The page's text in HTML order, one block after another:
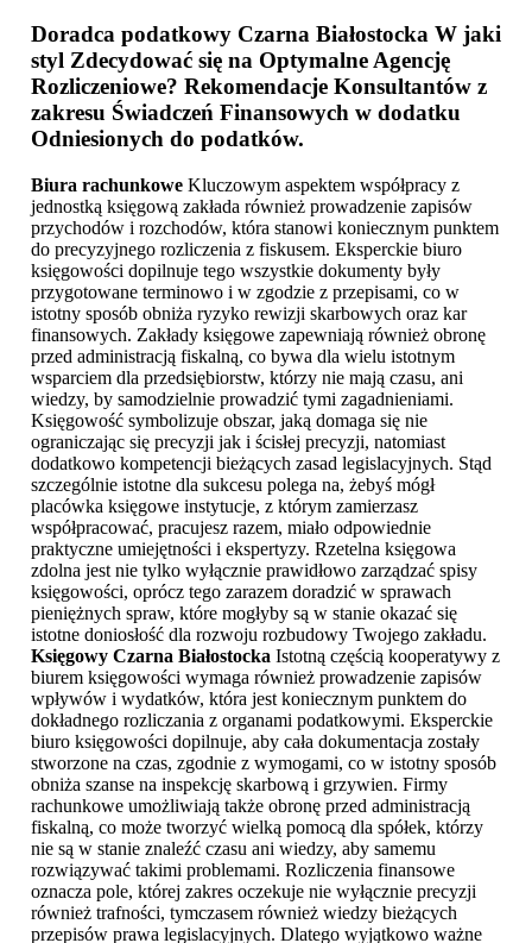
Doradca podatkowy Czarna Białostocka W jaki
styl Zdecydować się na Optymalne Agencję
Rozliczeniowe? Rekomendacje Konsultantów z
zakresu Świadczeń Finansowych w dodatku
Odniesionych do podatków.
Biura rachunkowe Kluczowym aspektem współpracy z
jednostką księgową zakłada również prowadzenie zapisów
przychodów i rozchodów, która stanowi koniecznym punktem
do precyzyjnego rozliczenia z fiskusem. Eksperckie biuro
księgowości dopilnuje tego wszystkie dokumenty były
przygotowane terminowo i w zgodzie z przepisami, co w
istotny sposób obniża ryzyko rewizji skarbowych oraz kar
finansowych. Zakłady księgowe zapewniają również obronę
przed administracją fiskalną, co bywa dla wielu istotnym
wsparciem dla przedsiębiorstw, którzy nie mają czasu, ani
wiedzy, by samodzielnie prowadzić tymi zagadnieniami.
Księgowość symbolizuje obszar, jaką domaga się nie
ograniczając się precyzji jak i ścisłej precyzji, natomiast
dodatkowo kompetencji bieżących zasad legislacyjnych. Stąd
szczególnie istotne dla sukcesu polega na, żebyś mógł
placówka księgowe instytucje, z którym zamierzasz
współpracować, pracujesz razem, miało odpowiednie
praktyczne umiejętności i ekspertyzy. Rzetelna księgowa
zdolna jest nie tylko wyłącznie prawidłowo zarządzać spisy
księgowości, oprócz tego zarazem doradzić w sprawach
pieniężnych spraw, które mogłyby są w stanie okazać się
istotne doniosłość dla rozwoju rozbudowy Twojego zakładu.
Księgowy Czarna Białostocka Istotną częścią kooperatywy z
biurem księgowości wymaga również prowadzenie zapisów
wpływów i wydatków, która jest koniecznym punktem do
dokładnego rozliczania z organami podatkowymi. Eksperckie
biuro księgowości dopilnuje, aby cała dokumentacja zostały
stworzone na czas, zgodnie z wymogami, co w istotny sposób
obniża szanse na inspekcję skarbową i grzywien. Firmy
rachunkowe umożliwiają także obronę przed administracją
fiskalną, co może tworzyć wielką pomocą dla spółek, którzy
nie są w stanie znaleźć czasu ani wiedzy, aby samemu
rozwiązywać takimi problemami. Rozliczenia finansowe
oznacza pole, której zakres oczekuje nie wyłącznie precyzji
również trafności, tymczasem również wiedzy bieżących
przepisów prawa legislacyjnych. Dlatego wyjątkowo ważne